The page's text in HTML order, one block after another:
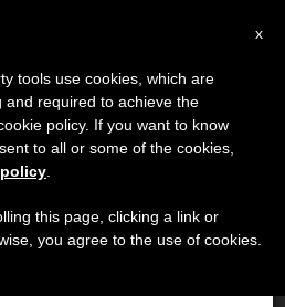
17th, 2011
×
agosto haremos la pausa
en el periodo de verano
y también el
x
tools use cookies, which are
and required to achieve the
policy. If you want to know
to all or some of the cookies,
this page, clicking a link or
you agree to the use of cookies.